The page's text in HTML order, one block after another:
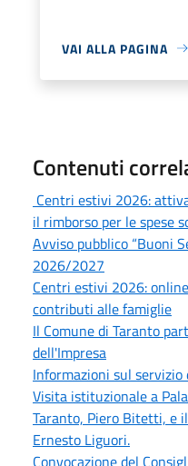
VAI ALLA PAGINA
Contenuti
Centri estivi 2026:
il rimborso per le spese
Avviso pubblico “Buoni
2026/2027
Centri estivi 2026:
contributi alle famiglie
Il Comune di Taranto
dell'Impresa
Informazioni sul
Visita istituzionale a
Taranto, Piero Bitetti, e
Ernesto Liguori.
Convocazione del